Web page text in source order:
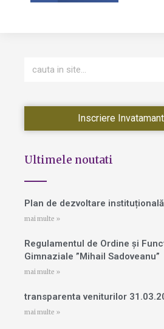
Inscriere
Ultimele noutati
Plan de dezvoltare
mai multe »
Regulamentul de Ordine și
Gimnaziale ”Mihail Sadoveanu”
mai multe »
transparenta veniturilor
mai multe »